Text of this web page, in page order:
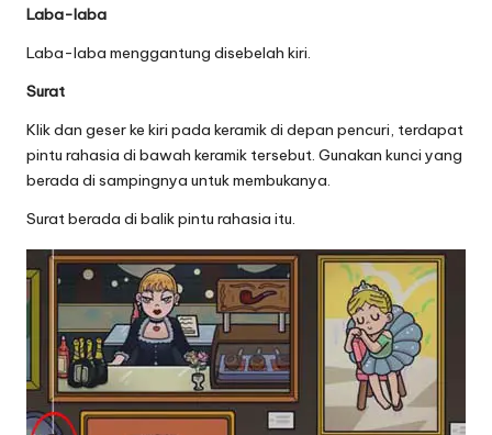
Laba-laba
Laba-laba menggantung disebelah kiri.
Surat
Klik dan geser ke kiri pada keramik di depan pencuri, terdapat
pintu rahasia di bawah keramik tersebut. Gunakan kunci yang
berada di sampingnya untuk membukanya.
Surat berada di balik pintu rahasia itu.